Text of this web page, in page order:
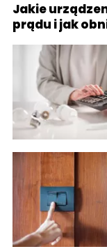
Jakie
prądu i jak